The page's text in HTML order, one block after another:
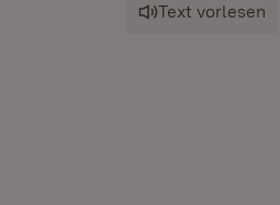
Text vorlesen